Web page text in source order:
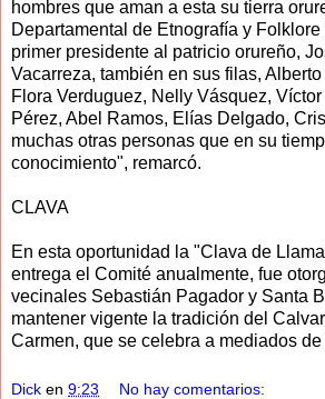
hombres que aman a esta su tierra
Departamental de Etnografía y
primer presidente al patricio orureño,
Vacarreza, también en sus filas,
Flora Verduguez, Nelly Vásquez,
Pérez, Abel Ramos, Elías Delgado,
muchas otras personas que en su
conocimiento", remarcó.
CLAVA
En esta oportunidad la "Clava de
entrega el Comité anualmente, fue
vecinales Sebastián Pagador y Santa
mantener vigente la tradición del
Carmen, que se celebra a mediados
Dick en 9:23 No hay comentarios: